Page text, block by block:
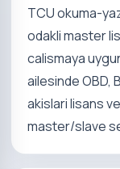
TCU okuma-
odakli master
calismaya
ailesinde OBD,
akislari lisans
master/slave